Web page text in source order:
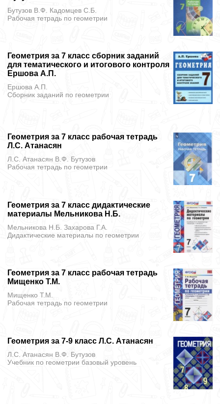
Бутузов В.Ф. Кадомцев С.Б.
Рабочая тетрадь по геометрии
Геометрия за 7 класс сборник заданий
для тематического и итогового контроля
Ершова А.П.
Ершова А.П.
Сборник заданий по геометрии
Геометрия за 7 класс рабочая тетрадь
Л.С. Атанасян
Л.С. Атанасян В.Ф. Бутузов
Рабочая тетрадь по геометрии
Геометрия за 7 класс дидактические
материалы Мельникова Н.Б.
Мельникова Н.Б. Захарова Г.А.
Дидактические материалы по геометрии
Геометрия за 7 класс рабочая тетрадь
Мищенко Т.М.
Мищенко Т.М.
Рабочая тетрадь по геометрии
Геометрия за 7-9 класс Л.С. Атанасян
Л.С. Атанасян В.Ф. Бутузов
Учебник по геометрии базовый уровень